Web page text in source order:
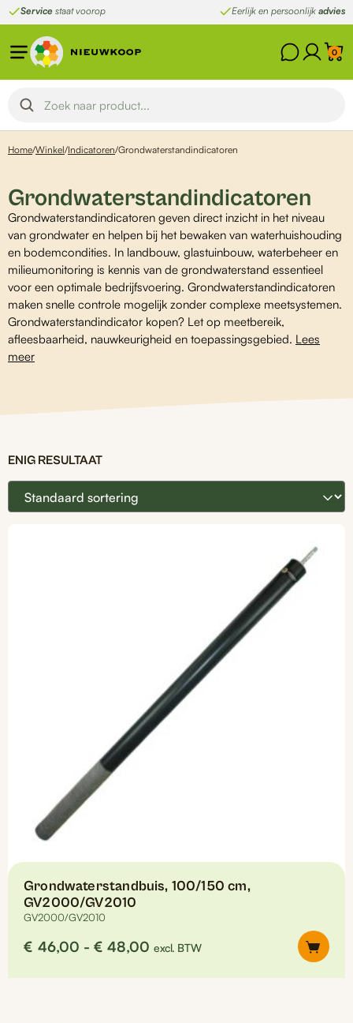
Ga
naar
de
inhoud
Service staat voorop Eerlijk en persoonlijk advies
0
Home/Winkel/Indicatoren/Grondwaterstandindicatoren
Grondwaterstandindicatoren
Grondwaterstandindicatoren geven direct inzicht in het niveau
van grondwater en helpen bij het bewaken van waterhuishouding
en bodemcondities. In landbouw, glastuinbouw, waterbeheer en
milieumonitoring is kennis van de grondwaterstand essentieel
voor een optimale bedrijfsvoering. Grondwaterstandindicatoren
maken snelle controle mogelijk zonder complexe meetsystemen.
Grondwaterstandindicator kopen? Let op meetbereik,
afleesbaarheid, nauwkeurigheid en toepassingsgebied. Lees
meer
ENIG RESULTAAT
Grondwaterstandbuis, 100/150 cm,
GV2000/GV2010
GV2000/GV2010
€ 46,00 - € 48,00 Prijsklasse:
tot
excl. BTW